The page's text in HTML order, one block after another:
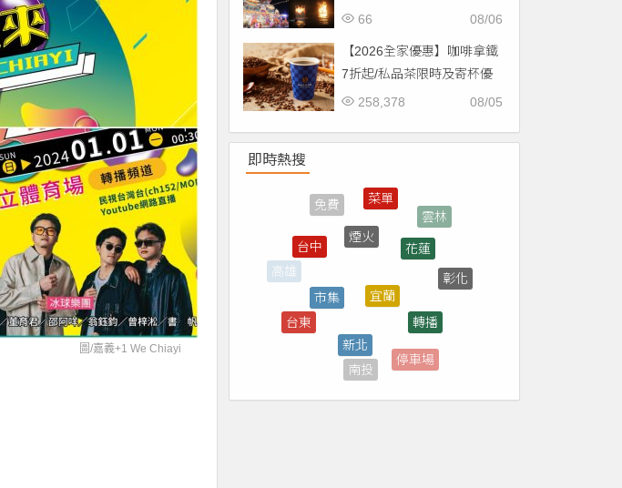
圖/嘉義+1 We Chiayi
交通一次看！
08/06
66
【2026全家優惠】咖啡拿鐵
7折起/私品茶限時及寄杯優
惠！價格/菜單一起看
08/05
258,378
即時熱搜
高雄
台中
煙火
花蓮
台北
直播
7-ELEVEN
市集
宜蘭
停車場
南投